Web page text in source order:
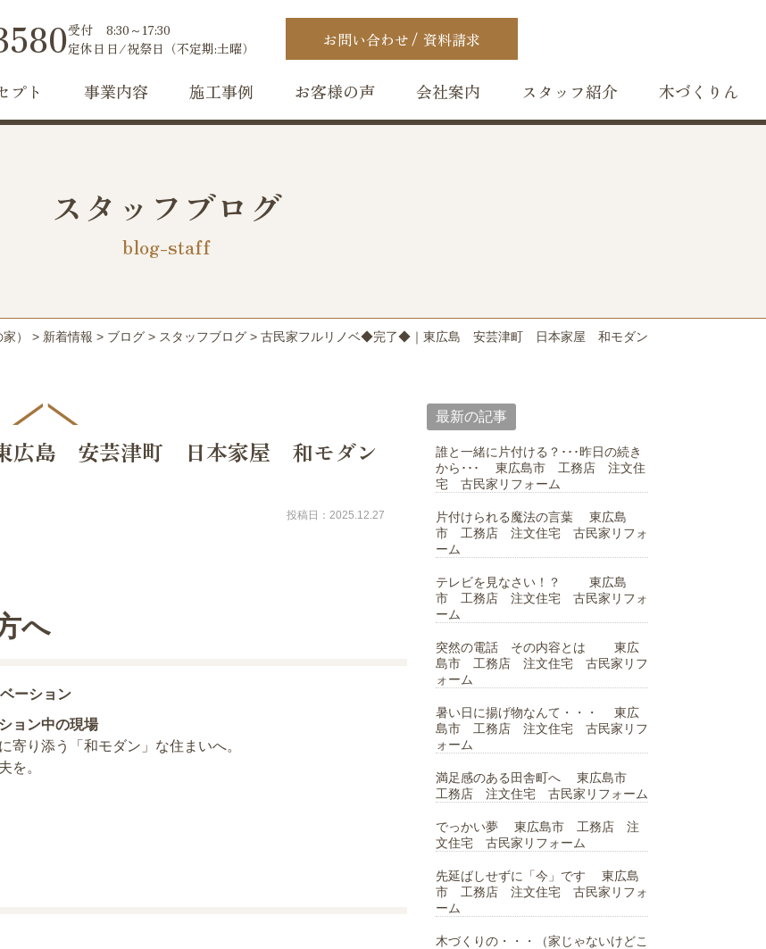
受付
8:30～17:30
定休日 日/祝祭日（不定期:土曜） お問い合わせ 資料請求
プト 事業内容 施工事例 お客様の声 会社案内 スタッフ紹介 木づくりん
スタッフブログ
blog-staff
） > 新着情報 > ブログ > スタッフブログ > 古民家フルリノベ◆完了◆｜東広島 安芸津町 日本家屋 和モダン
広島 安芸津町 日本家屋 和モダン
投稿日：2025.12.27
へ
ーション
ョン中の現場
寄り添う「和モダン」な住まいへ。
を。
最新の記事
誰と一緒に片付ける？･･･昨日の続き
から･･･ 東広島市 工務店 注文住
宅 古民家リフォーム
片付けられる魔法の言葉 東広島
市 工務店 注文住宅 古民家リフォ
ーム
テレビを見なさい！？ 東広島
市 工務店 注文住宅 古民家リフォ
ーム
突然の電話 その内容とは 東広
島市 工務店 注文住宅 古民家リフ
ォーム
暑い日に揚げ物なんて・・・ 東広
島市 工務店 注文住宅 古民家リフ
ォーム
満足感のある田舎町へ 東広島市
工務店 注文住宅 古民家リフォーム
でっかい夢 東広島市 工務店 注
文住宅 古民家リフォーム
先延ばしせずに「今」です 東広島
市 工務店 注文住宅 古民家リフォ
ーム
木づくりの・・・（家じゃないけどこ